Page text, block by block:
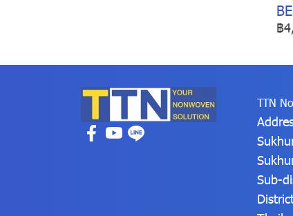
฿
TTN
Sub-